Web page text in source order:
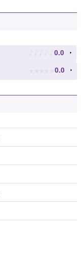
♪ ♪ ♪ ♪ ♪ 0.0
★ ★ ★ ★ ★ 0.0